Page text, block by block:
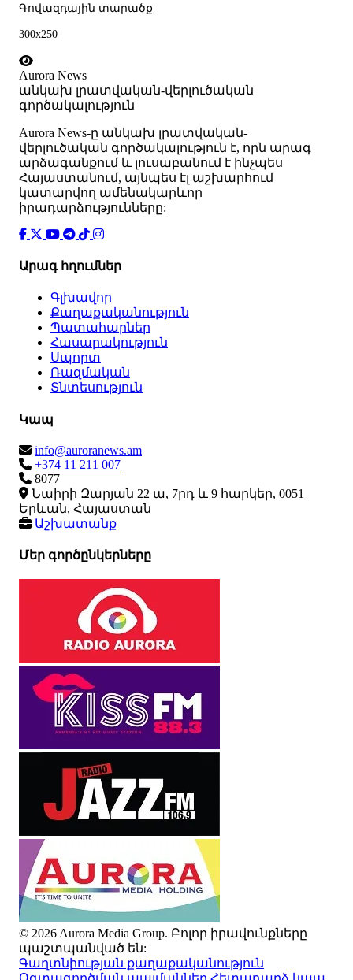
Գովազդային տարածք
300x250
Aurora News
անկախ լրատվական-վերլուծական
գործակալություն
Аurora News-ը անկախ լրատվական-
վերլուծական գործակալություն է, որն արագ
արձագանքում և լուսաբանում է ինչպես
Հայաստանում, այնպես էլ աշխարհում
կատարվող ամենակարևոր
իրադարձությունները:
Արագ հղումներ
Գլխավոր
Քաղաքականություն
Պատահարներ
Հասարակություն
Սպորտ
Ռազմական
Տնտեսություն
Կապ
info@auroranews.am
+374 11 211 007
8077
Նաիրի Զարյան 22 ա, 7րդ և 9 հարկեր, 0051
Երևան, Հայաստան
Աշխատանք
Մեր գործընկերները
© 2026 Aurora Media Group. Բոլոր իրավունքները
պաշտպանված են:
Գաղտնիության քաղաքականություն